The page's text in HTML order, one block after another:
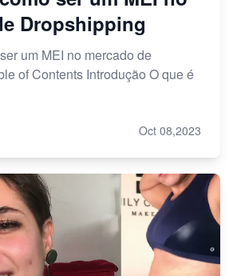
Dropshipping
um MEI no mercado de
of Contents Introdução O que é
Oct 08,2023